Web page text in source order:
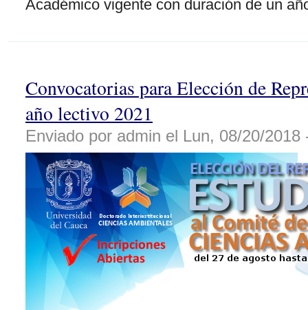
Académico vigente con duración de un
Convocatorias para Elección de
año lectivo 2021
Enviado por admin el Lun, 08/20/2018